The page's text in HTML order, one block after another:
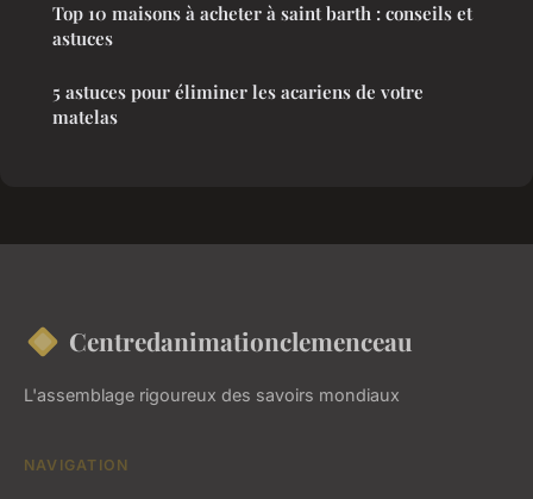
Top 10 maisons à acheter à saint barth : conseils et
astuces
5 astuces pour éliminer les acariens de votre
matelas
Centredanimationclemenceau
L'assemblage rigoureux des savoirs mondiaux
NAVIGATION